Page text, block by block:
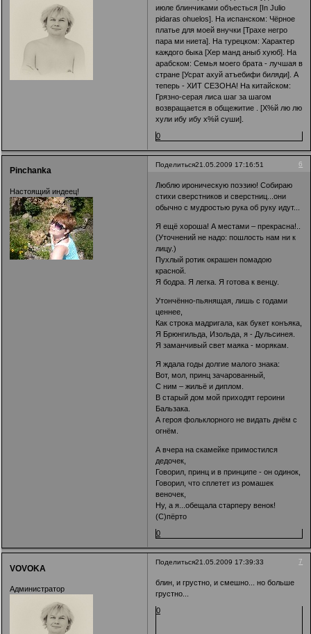
июле блинчиками объесться [In Juliо
рidаrаs оhuеlоs]. На испанском: Чёрное
платье для моей внучки [Трахе негро
пара ми ниета]. На турецком: Характер
каждого быка [Хер манд аныб хуюб]. На
арабском: Семья моего брата - лучшая в
стране [Усрат ахуй атъебифи биляди]. А
теперь - ХИТ СЕЗОНА! На китайском:
Грязно-серая лиса шаг за шагом
возвращается в общежитие . [Х%й лю лю
хули ибу ибу х%й суши].
0
Поделиться 6
21.05.2009 17:16:51
Pinchanka
Настоящий индеец!
Люблю ироническую поэзию! Собираю
стихи сверстников и сверстниц...они
обычно с мудростью рука об руку идут...
Я ещё хороша! А местами – прекрасна!..
(Уточнений не надо: пошлость нам ни к
лицу.)
Пухлый ротик окрашен помадою
красной.
Я бодра. Я легка. Я готова к венцу.
Утончённо-пьянящая, лишь с годами
ценнее,
Как строка мадригала, как букет конъяка,
Я Брюнгильда, Изольда, я - Дульсинея.
Я заманчивый свет маяка - морякам.
Я ждала годы долгие малого знака:
Вот, мол, принц зачарованный,
С ним – жильё и диплом.
В старый дом мой приходят героини
Бальзака.
А героя фольклорного не видать днём с
огнём.
А вчера на скамейке примостился
дедочек,
Говорил, принц и в принципе - он одинок,
Говорил, что сплетет из ромашек
веночек,
Ну, а я...обещала старперу венок!
(С)пёрто
0
Поделиться 7
21.05.2009 17:39:33
VOVOKA
Администратор
блин, и грустно, и смешно... но больше
грустно...
0